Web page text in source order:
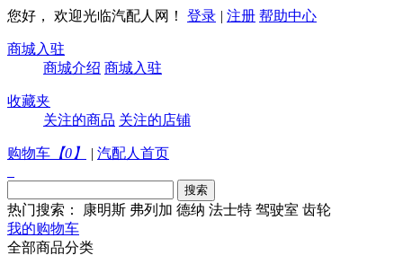
您好， 欢迎光临汽配人网！ 登录 | 注册 帮助中心
商城入驻
商城介绍 商城入驻
收藏夹
关注的商品 关注的店铺
购物车 【0 】 | 汽配人首页
热门搜索： 康明斯 弗列加 德纳 法士特 驾驶室 齿轮
我的购物车
全部商品分类